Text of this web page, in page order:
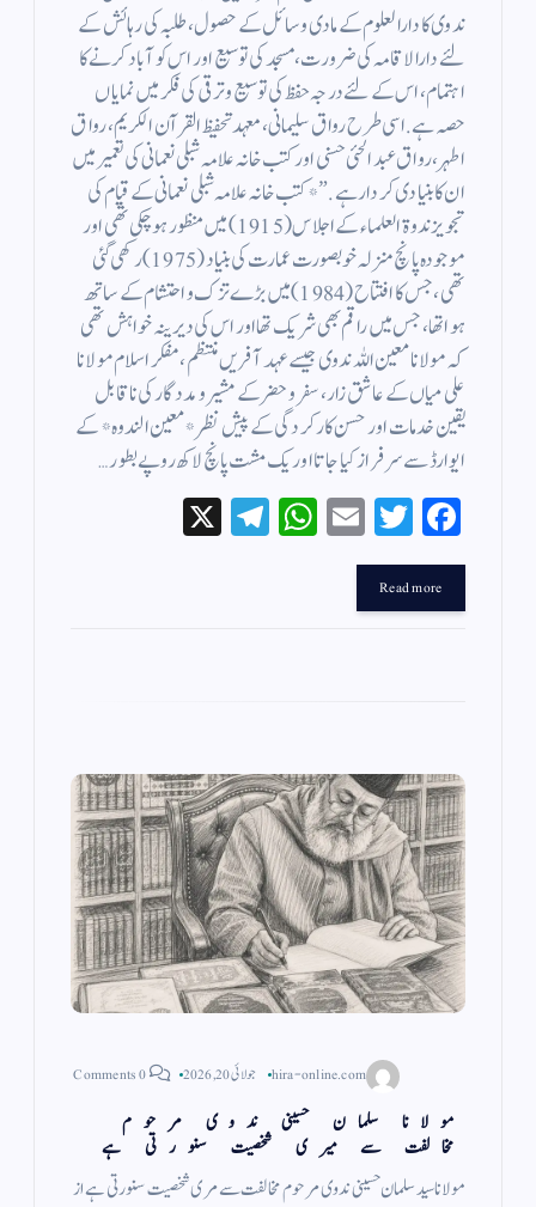
ندوی کا دارالعلوم کے مادی وسائل کے حصول، طلبہ کی رہائش کے
لئے دارالاقامہ کی ضرورت، مسجد کی توسیع اور اس کو آباد کرنے کا
اہتمام ، اس کے لئے درجہ حفظ کی توسیع و ترقی کی فکر میں نمایاں
حصہ ہے. اسی طرح رواق سلیمانی، معہد تحفیظ القرآن الکریم، رواق
اطہر، رواق عبد الحئی حسنی اور کتب خانہ علامہ شبلی نعمانی کی تعمیر میں
ان کا بنیادی کردار ہے.”* کتب خانہ علامہ شبلی نعمانی کے قیام کی
تجویز ندوۃ العلماء کے اجلاس (1915) میں منظور ہوچکی تھی اور
موجودہ پانچ منزلہ خوبصورت عمارت کی بنیاد (1975) رکھی گئی
تھی، جس کا افتتاح (1984) میں بڑے تزک و احتشام کے ساتھ
ہوا تھا، جس میں راقم بھی شریک تھا اور اس کی دیرینہ خواہش تھی
کہ مولانا معین اللہ ندوی جیسے عہد آفریں منتظم، مفکر اسلام مولانا
علی میاں کے عاشق زار ، سفر و حضر کے مشیر و مددگار کی ناقابل
یقین خدمات اور حسن کارکردگی کے پیش نظر *معین الندوہ* کے
ایوارڈ سے سرفراز کیا جاتا اور یک مشت پانچ لاکھ روپے بطور…
Fa
ce
bo
ok
T
wi
r
E
m
W
ha
Te
le
Read more
hira-online.com جولائی 20, 2026
مولانا سلمان حسینی ندوی مرحوم
مخالفت سے میری شخصیت سنورتی ہے
مولانا سید سلمان حسینی ندوی مرحوم مخالفت سے مری شخصیت سنورتی ہے از